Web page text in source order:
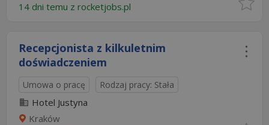
14 dni temu z rocketjobs.pl
Recepcjonista z kilkuletnim
doświadczeniem
Umowa o pracę Rodzaj pracy: Stała
Hotel Justyna
Kraków